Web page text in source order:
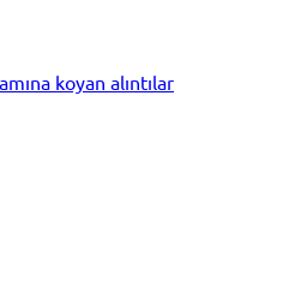
koyan alıntılar